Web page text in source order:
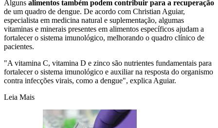
Alguns alimentos também podem contribuir para a recuperação
de um quadro de dengue. De acordo com Christian Aguiar,
especialista em medicina natural e suplementação, algumas
vitaminas e minerais presentes em alimentos específicos ajudam a
fortalecer o sistema imunológico, melhorando o quadro clínico de
pacientes.
"A vitamina C, vitamina D e zinco são nutrientes fundamentais para
fortalecer o sistema imunológico e auxiliar na resposta do organismo
contra infecções virais, como a dengue", explica Aguiar.
Leia Mais